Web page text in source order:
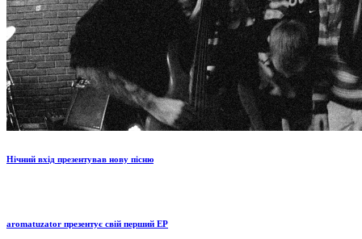
Нічний вхід презентував нову пісню
aromatuzator презентує свій перший EP